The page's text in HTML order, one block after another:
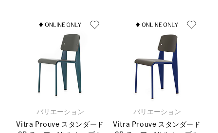
バリエーション
Vitra Prouve スタンダード
バリエーション
Vitra Prouve スタンダード